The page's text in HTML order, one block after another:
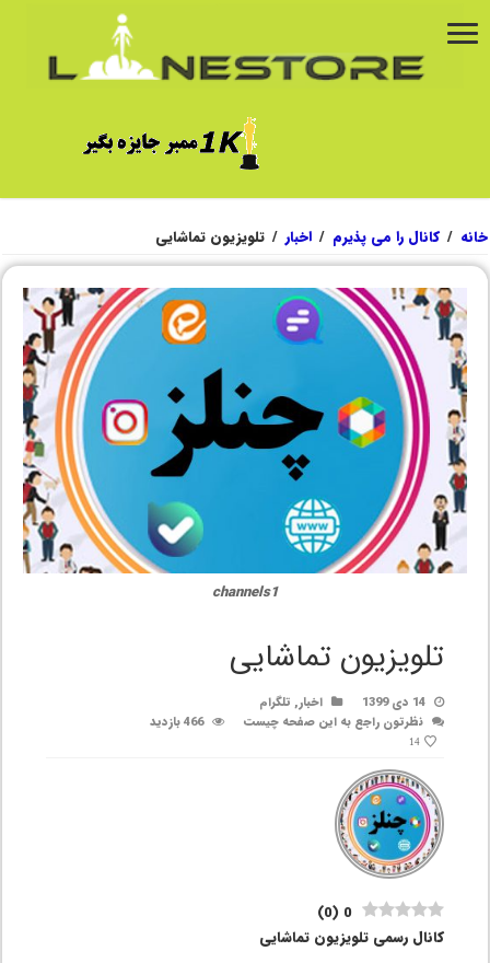
خانه / کانال را می پذیرم / اخبار / تلویزیون تماشایی
channels1
تلویزیون تماشایی
14 دی 1399 اخبار, تلگرام
نظرتون راجع به این صفحه چیست
466 بازدید
14
0
(
0
)
کانال رسمی تلویزیون تماشایی